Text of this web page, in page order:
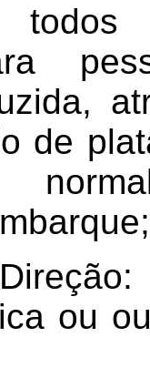
de
ou